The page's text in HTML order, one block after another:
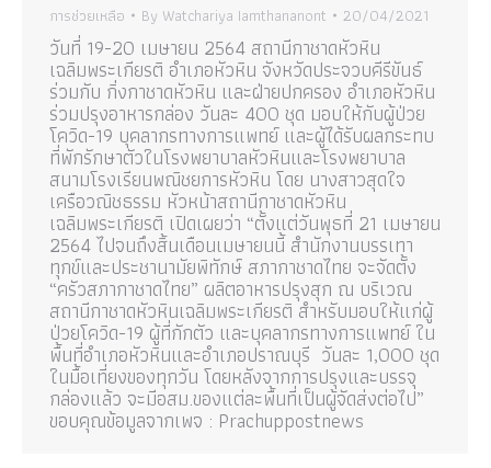
การช่วยเหลือ By Watchariya Iamthananont 20/04/2021
วันที่ 19-20 เมษายน 2564 สถานีกาชาดหัวหิน
เฉลิมพระเกียรติ อำเภอหัวหิน จังหวัดประจวบคีรีขันธ์
ร่วมกับ กิ่งกาชาดหัวหิน และฝ่ายปกครอง อำเภอหัวหิน
ร่วมปรุงอาหารกล่อง วันละ 400 ชุด มอบให้กับผู้ป่วย
โควิด-19 บุคลากรทางการแพทย์ และผู้ได้รับผลกระทบ
ที่พักรักษาตัวในโรงพยาบาลหัวหินและโรงพยาบาล
สนามโรงเรียนพณิชยการหัวหิน โดย นางสาวสุดใจ
เครือวณิชธรรม หัวหน้าสถานีกาชาดหัวหิน
เฉลิมพระเกียรติ เปิดเผยว่า “ตั้งแต่วันพุธที่ 21 เมษายน
2564 ไปจนถึงสิ้นเดือนเมษายนนี้ สำนักงานบรรเทา
ทุกข์และประชานามัยพิทักษ์ สภากาชาดไทย จะจัดตั้ง
“ครัวสภากาชาดไทย” ผลิตอาหารปรุงสุก ณ บริเวณ
สถานีกาชาดหัวหินเฉลิมพระเกียรติ สำหรับมอบให้แก่ผู้
ป่วยโควิด-19 ผู้ที่กักตัว และบุคลากรทางการแพทย์ ใน
พื้นที่อำเภอหัวหินและอำเภอปราณบุรี วันละ 1,000 ชุด
ในมื้อเที่ยงของทุกวัน โดยหลังจากการปรุงและบรรจุ
กล่องแล้ว จะมีอสม.ของแต่ละพื้นที่เป็นผู้จัดส่งต่อไป”
ขอบคุณข้อมูลจากเพจ : Prachuppostnews